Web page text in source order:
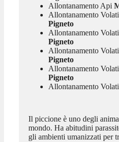
Allontanamento Api
Allontanamento
Pigneto
Allontanamento
Pigneto
Allontanamento
Pigneto
Allontanamento
Pigneto
Allontanamento
Il piccione è uno degli
mondo. Ha abitudini
gli ambienti umanizzati per